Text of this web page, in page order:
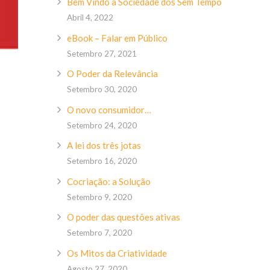
Abril 4, 2022
eBook – Falar em Público
Setembro 27, 2021
O Poder da Relevância
Setembro 30, 2020
O novo consumidor…
Setembro 24, 2020
A lei dos três jotas
Setembro 16, 2020
Cocriação: a Solução
Setembro 9, 2020
O poder das questões ativas
Setembro 7, 2020
Os Mitos da Criatividade